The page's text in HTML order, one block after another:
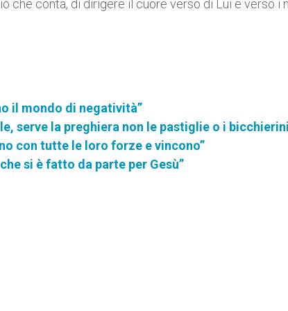
che conta, di dirigere il cuore verso di Lui e verso i
il mondo di negatività”
serve la preghiera non le pastiglie o i
con tutte le loro forze e vincono”
si è fatto da parte per Gesù”